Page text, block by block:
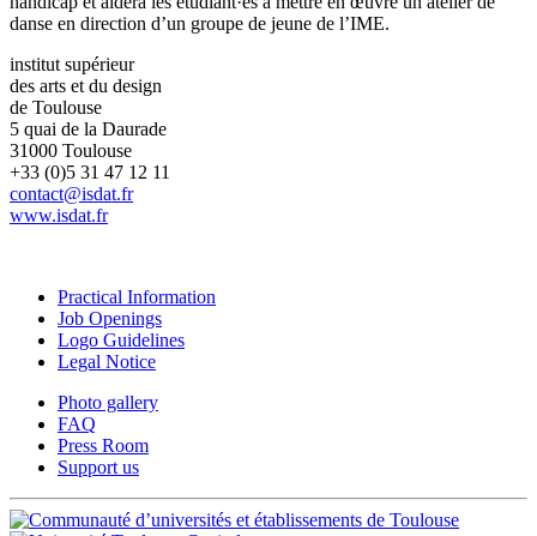
danse en direction d’un groupe de jeune de l’IME.
institut supérieur
des arts et du design
de Toulouse
5 quai de la Daurade
31000 Toulouse
+33 (0)5 31 47 12 11
contact@isdat.fr
www.isdat.fr
Practical Information
Job Openings
Logo Guidelines
Legal Notice
Photo gallery
FAQ
Press Room
Support us